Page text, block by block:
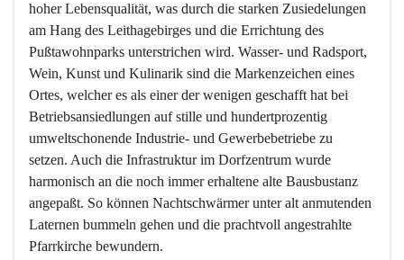
hoher Lebensqualität, was durch die starken Zusiedelungen
am Hang des Leithagebirges und die Errichtung des
Pußtawohnparks unterstrichen wird. Wasser- und Radsport,
Wein, Kunst und Kulinarik sind die Markenzeichen eines
Ortes, welcher es als einer der wenigen geschafft hat bei
Betriebsansiedlungen auf stille und hundertprozentig
umweltschonende Industrie- und Gewerbebetriebe zu
setzen. Auch die Infrastruktur im Dorfzentrum wurde
harmonisch an die noch immer erhaltene alte Bausbustanz
angepaßt. So können Nachtschwärmer unter alt anmutenden
Laternen bummeln gehen und die prachtvoll angestrahlte
Pfarrkirche bewundern.